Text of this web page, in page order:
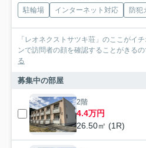
駐輪場 インターネット対応 防犯
「レオネクストサツキ荘」のここがイ
ンで訪問者の顔を確認することがきる
る
募集中の部屋
2階
4.4万円
26.50㎡ (1R)